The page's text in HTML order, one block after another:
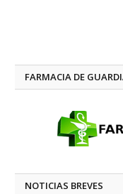
FARMACIA DE
NOTICIAS BREVES